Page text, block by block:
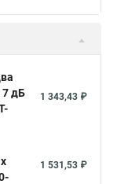
7 дБ
1 343,43 ₽
1 531,53 ₽